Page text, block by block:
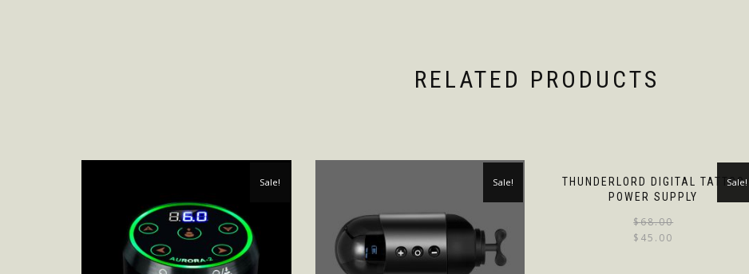
RELATED PRODUCTS
Sale! Sale!
THUNDERLORD DIGITAL TATTOO
POWER SUPPLY
Sale!
$68.00
$ 45.00